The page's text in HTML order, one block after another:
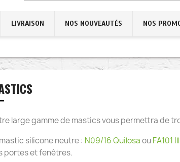
LIVRAISON NOS NOUVEAUTÉS NOS
large gamme de mastics vous permettra de
silicone neutre : N09/16 QuilosaouFA101
portes et fenêtres.